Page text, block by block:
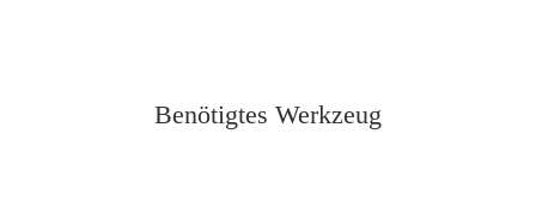
Benötigtes Werkzeug